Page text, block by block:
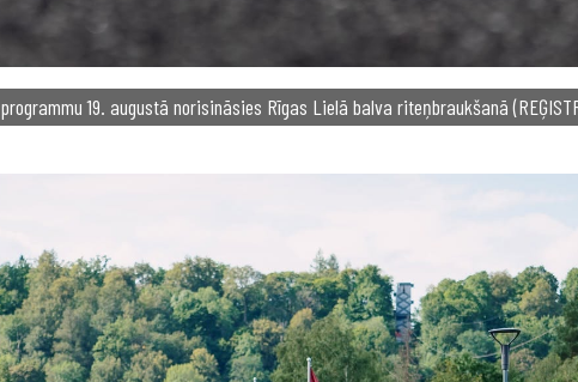
19. augustā norisināsies Rīgas Lielā balva riteņbraukšanā